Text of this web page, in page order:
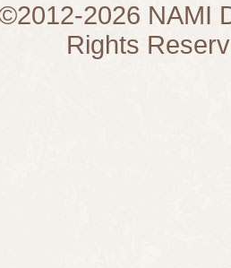
2012-2026 NAMI
Rights